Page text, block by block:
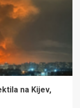
na Kijev,